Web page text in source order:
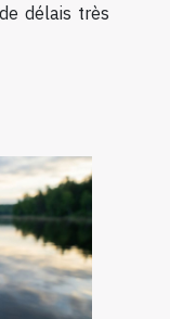
délais très